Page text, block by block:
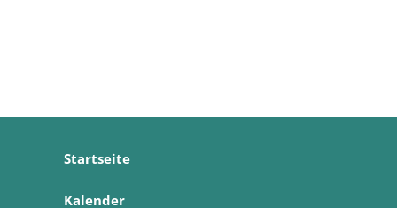
Startseite
Kalender